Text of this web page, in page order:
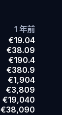
1 年前
€19.04
€38.09
€190.4
€380.9
€1,904
€3,809
€19,040
€38,090